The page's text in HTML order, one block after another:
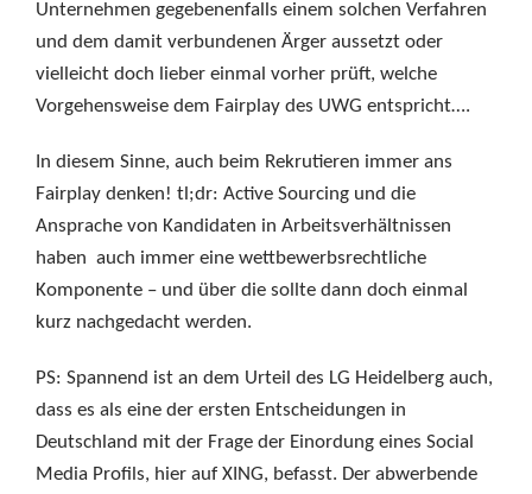
Unternehmen gegebenenfalls einem solchen Verfahren
und dem damit verbundenen Ärger aussetzt oder
vielleicht doch lieber einmal vorher prüft, welche
Vorgehensweise dem Fairplay des UWG entspricht….
In diesem Sinne, auch beim Rekrutieren immer ans
Fairplay denken! tl;dr: Active Sourcing und die
Ansprache von Kandidaten in Arbeitsverhältnissen
haben auch immer eine wettbewerbsrechtliche
Komponente – und über die sollte dann doch einmal
kurz nachgedacht werden.
PS: Spannend ist an dem Urteil des LG Heidelberg auch,
dass es als eine der ersten Entscheidungen in
Deutschland mit der Frage der Einordung eines Social
Media Profils, hier auf XING, befasst. Der abwerbende